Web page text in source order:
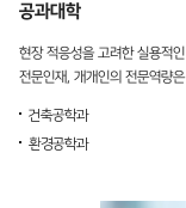
공과대학
현장 적응성을 고려한 실용적
전문인재, 개개인의 전문역량
건축공학과
환경공학과